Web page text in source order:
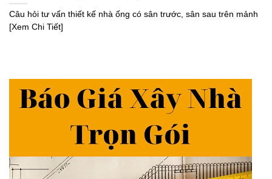
Câu hỏi tư vấn thiết kế nhà ống có sân trước, sân sau trên mảnh
[Xem Chi Tiết]